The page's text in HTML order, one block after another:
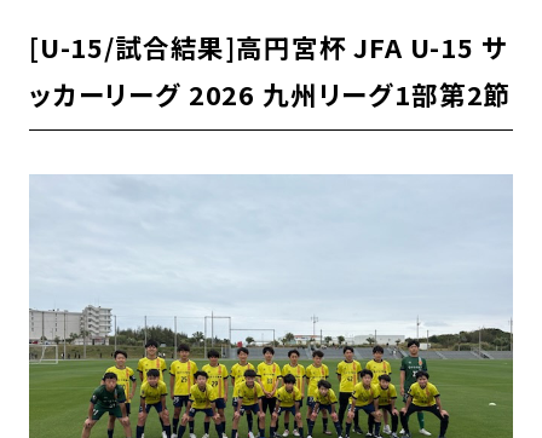
[U-15/試合結果]高円宮杯 JFA U-15 サ
ッカーリーグ 2026 九州リーグ1部第2節